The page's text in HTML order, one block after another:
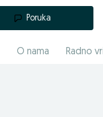
Poruka
O nama Radno